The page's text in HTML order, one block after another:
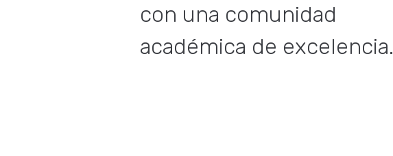
con una comunidad
académica de excelencia.